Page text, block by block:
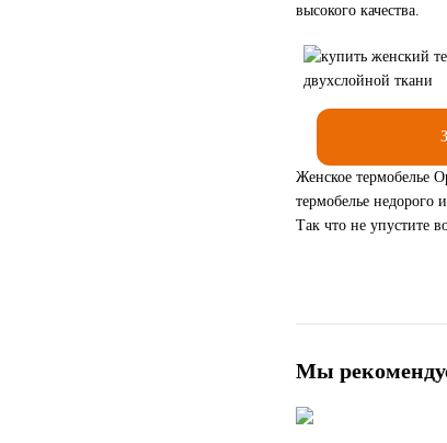
высокого качества.
Женское термобелье
термобелье недорого
Так что не упустите
Мы